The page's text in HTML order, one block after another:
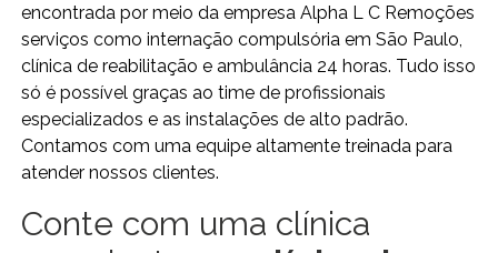
encontrada por meio da empresa Alpha L C Remoções
serviços como internação compulsória em São Paulo,
clínica de reabilitação e ambulância 24 horas. Tudo isso
só é possível graças ao time de profissionais
especializados e as instalações de alto padrão.
Contamos com uma equipe altamente treinada para
atender nossos clientes.
Conte com uma clínica